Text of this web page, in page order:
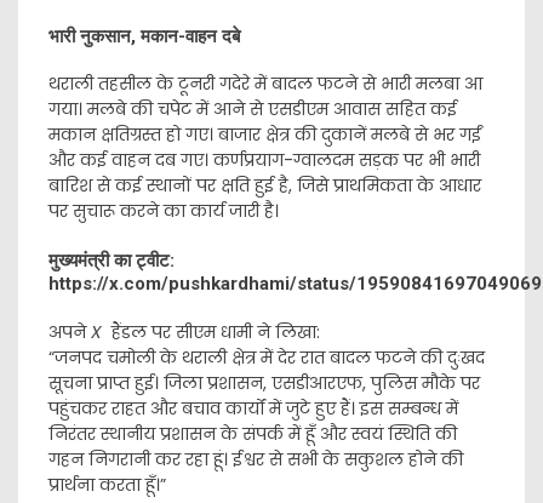
भारी नुकसान, मकान-वाहन दबे
थराली तहसील के टूनरी गदेरे में बादल फटने से भारी मलबा आ
गया। मलबे की चपेट में आने से एसडीएम आवास सहित कई
मकान क्षतिग्रस्त हो गए। बाजार क्षेत्र की दुकानें मलबे से भर गईं
और कई वाहन दब गए। कर्णप्रयाग-ग्वालदम सड़क पर भी भारी
बारिश से कई स्थानों पर क्षति हुई है, जिसे प्राथमिकता के आधार
पर सुचारू करने का कार्य जारी है।
मुख्यमंत्री का ट्वीट:
https://x.com/pushkardhami/status/
अपनेX हैंडल पर सीएम धामी ने लिखा:
“जनपद चमोली के थराली क्षेत्र में देर रात बादल फटने की दुःखद
सूचना प्राप्त हुई। जिला प्रशासन, एसडीआरएफ, पुलिस मौके पर
पहुंचकर राहत और बचाव कार्यों में जुटे हुए हैं। इस सम्बन्ध में
निरंतर स्थानीय प्रशासन के संपर्क में हूँ और स्वयं स्थिति की
गहन निगरानी कर रहा हूं। ईश्वर से सभी के सकुशल होने की
प्रार्थना करता हूँ।”